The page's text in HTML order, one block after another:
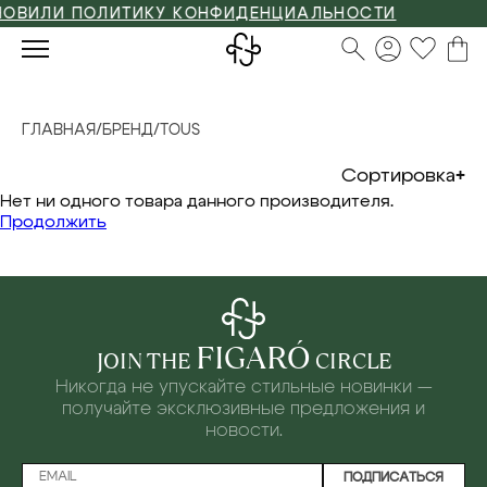
ПОЛИТИКУ КОНФИДЕНЦИАЛЬНОСТИ
ГЛАВНАЯ/ БРЕНД/ TOUS
Сортировка
Нет ни одного товара данного производителя.
Продолжить
JOIN THE FIGARÓ CIRCLE
Никогда не упускайте стильные новинки —
получайте эксклюзивные предложения и
новости.
ПОДПИСАТЬСЯ